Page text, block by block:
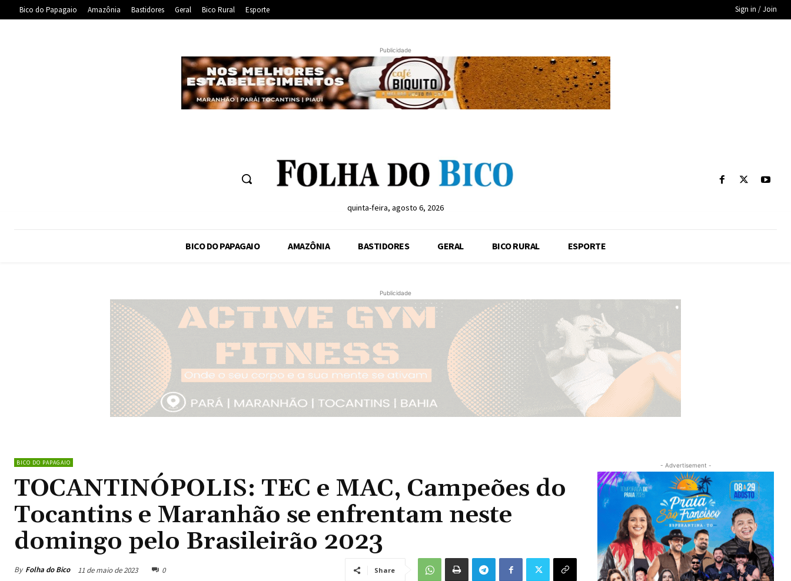
Bico do Papagaio Amazônia Bastidores Geral Bico Rural Esporte Sign in / Join
Publicidade
quinta-feira, agosto 6, 2026
BICO DO PAPAGAIO AMAZÔNIA BASTIDORES GERAL BICO RURAL ESPORTE
Publicidade
BICO DO PAPAGAIO
TOCANTINÓPOLIS: TEC e MAC, Campeões do
Tocantins e Maranhão se enfrentam neste
domingo pelo Brasileirão 2023
By Folha do Bico 11 de maio de 2023 0 Share
- Advertisement -